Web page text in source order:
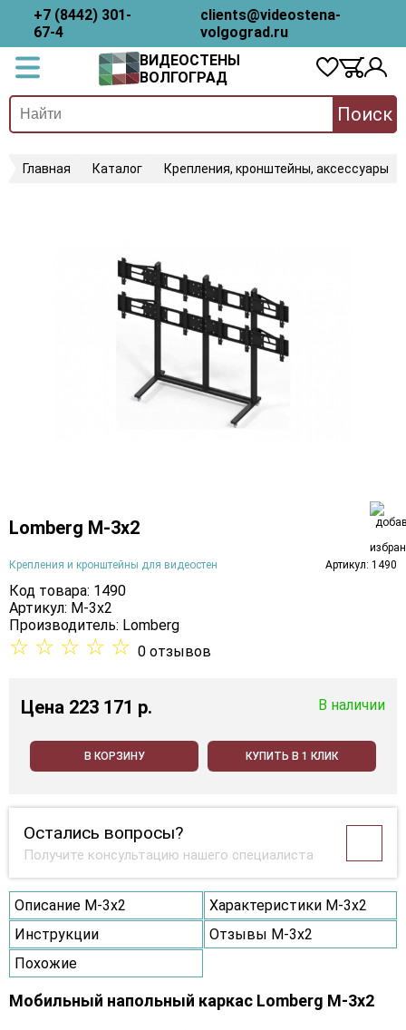
+7 (8442) 301-
67-4
clients@videostena-
volgograd.ru
ВИДЕОСТЕНЫ
ВОЛГОГРАД
Поиск
Главная Каталог Крепления, кронштейны, аксессуары
Lomberg M-3х2
Крепления и кронштейны для видеостен Артикул: 1490
Код товара: 1490
Артикул: M-3х2
Производитель: Lomberg
☆ ☆ ☆ ☆ ☆ 0 отзывов
Цена 223 171 p. В наличии
В КОРЗИНУ КУПИТЬ В 1 КЛИК
Остались вопросы?
Получите консультацию нашего специалиста
Описание M-3х2
Характеристики M-3х2
Инструкции
Отзывы M-3х2
Похожие
Мобильный напольный каркас Lomberg M-3х2